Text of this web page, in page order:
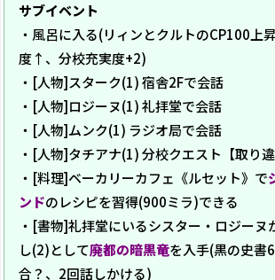
サブイベント
・風呂に入る(リィンとクルトのCP100上
度↑、分校充実度+2)
・[人物]スターク(1) 宿舎2Fで会話
・[人物]ロジーヌ(1) 礼拝堂で会話
・[人物]ムンク(1) ラジオ局で会話
・[人物]タチアナ(1) 分校クエスト【取り違
・[料理]ベーカリーカフェ《ルセット》で
ンドのレシピを習得(900ミラ)できる
・[書物]礼拝堂にいるシスター・ロジーヌ
し(2)として廃都の暗黒竜を入手(黒の史書
合？、2回話しかける)